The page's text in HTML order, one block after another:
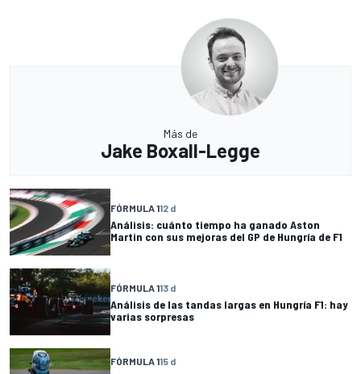
Más de
Jake Boxall-Legge
FÓRMULA 112 d
Análisis: cuánto tiempo ha ganado Aston
Martin con sus mejoras del GP de Hungría de F1
FÓRMULA 113 d
Análisis de las tandas largas en Hungría F1: hay
varias sorpresas
FÓRMULA 115 d